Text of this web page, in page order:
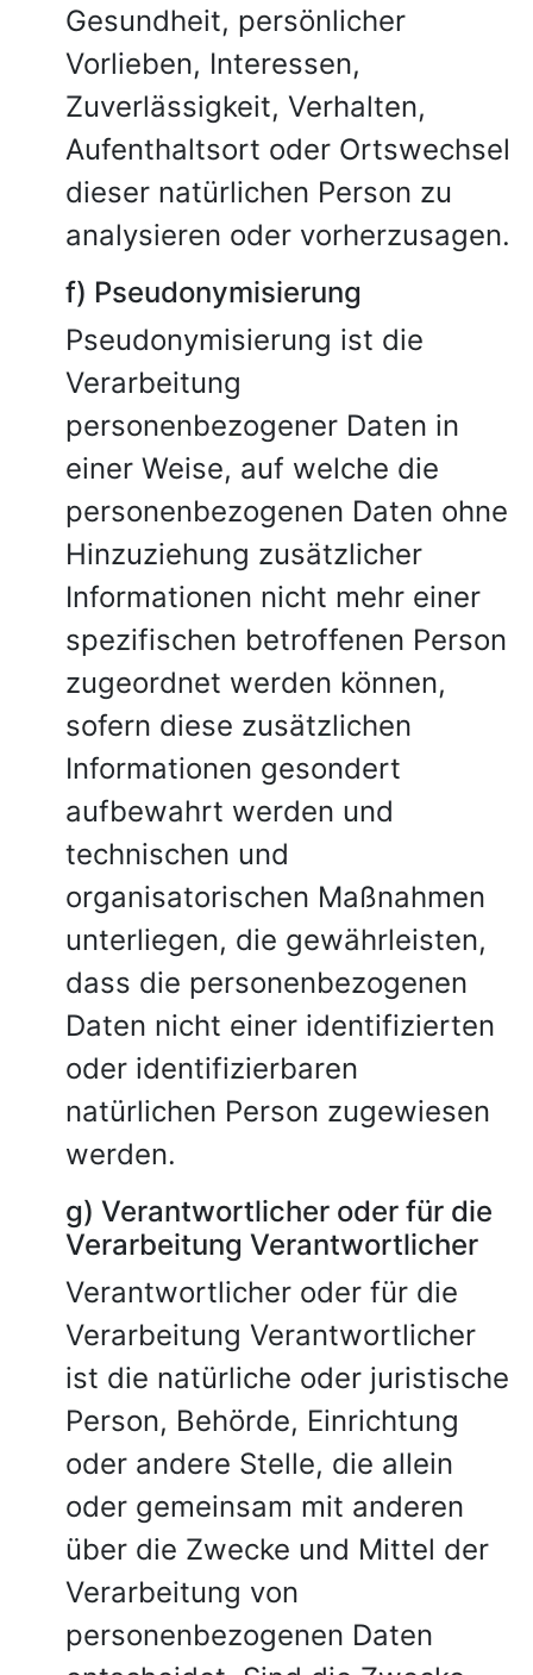
Gesundheit, persönlicher
Vorlieben, Interessen,
Zuverlässigkeit, Verhalten,
Aufenthaltsort oder Ortswechsel
dieser natürlichen Person zu
analysieren oder vorherzusagen.
f) Pseudonymisierung
Pseudonymisierung ist die
Verarbeitung
personenbezogener Daten in
einer Weise, auf welche die
personenbezogenen Daten ohne
Hinzuziehung zusätzlicher
Informationen nicht mehr einer
spezifischen betroffenen Person
zugeordnet werden können,
sofern diese zusätzlichen
Informationen gesondert
aufbewahrt werden und
technischen und
organisatorischen Maßnahmen
unterliegen, die gewährleisten,
dass die personenbezogenen
Daten nicht einer identifizierten
oder identifizierbaren
natürlichen Person zugewiesen
werden.
g) Verantwortlicher oder für die
Verarbeitung Verantwortlicher
Verantwortlicher oder für die
Verarbeitung Verantwortlicher
ist die natürliche oder juristische
Person, Behörde, Einrichtung
oder andere Stelle, die allein
oder gemeinsam mit anderen
über die Zwecke und Mittel der
Verarbeitung von
personenbezogenen Daten